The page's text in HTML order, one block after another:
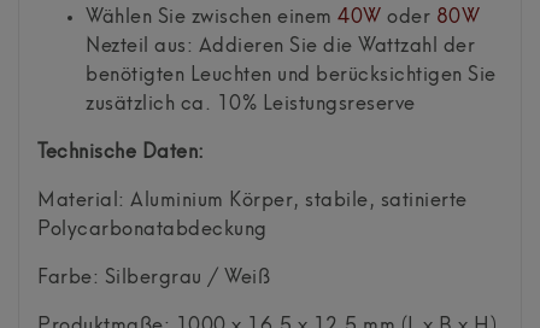
Wählen Sie zwischen einem 40W oder 80W
Nezteil aus: Addieren Sie die Wattzahl der
benötigten Leuchten und berücksichtigen Sie
zusätzlich ca. 10% Leistungsreserve
Technische Daten:
Material: Aluminium Körper, stabile, satinierte
Polycarbonatabdeckung
Farbe: Silbergrau / Weiß